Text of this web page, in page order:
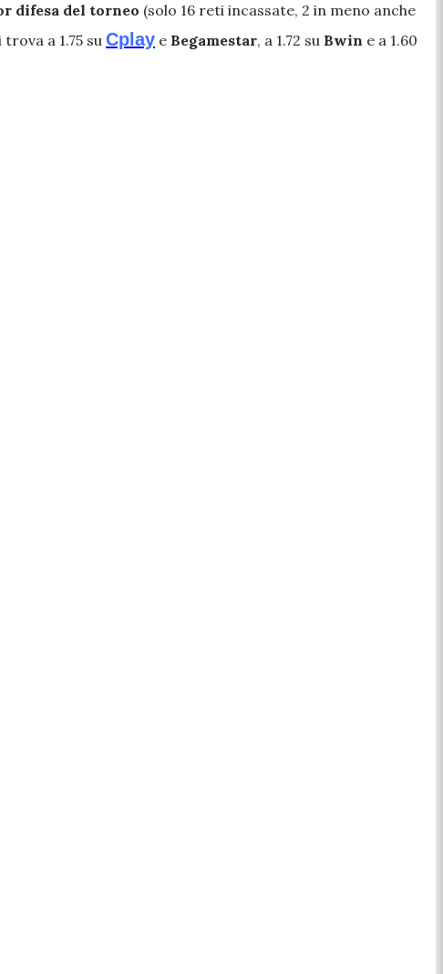
difesa del torneo (solo 16 reti incassate, 2 in meno anche
a 1.75 su Cplay e Begamestar, a 1.72 su Bwin e a 1.60